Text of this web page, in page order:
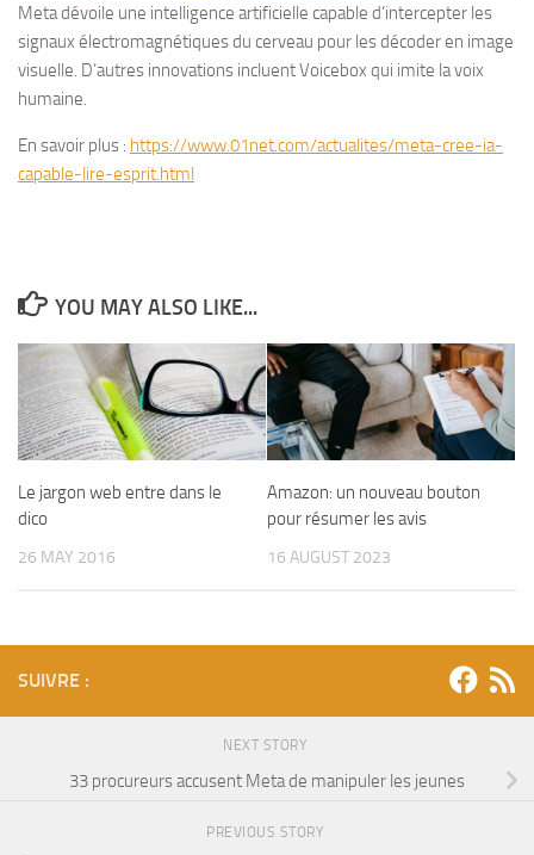
Meta dévoile une intelligence artificielle capable d’intercepter les
signaux électromagnétiques du cerveau pour les décoder en image
visuelle. D’autres innovations incluent Voicebox qui imite la voix
humaine.
En savoir plus : https://www.01net.com/actualites/meta-cree-ia-
capable-lire-esprit.html
YOU MAY ALSO LIKE...
Le jargon web entre dans le
dico
26 MAY 2016
Amazon: un nouveau bouton
pour résumer les avis
16 AUGUST 2023
SUIVRE :
NEXT STORY
33 procureurs accusent Meta de manipuler les jeunes
PREVIOUS STORY